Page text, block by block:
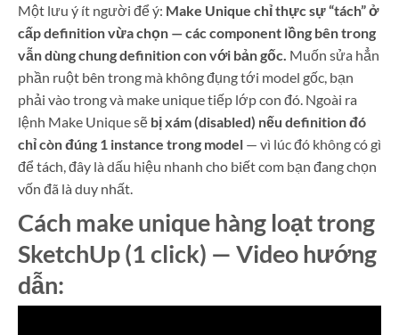
Một lưu ý ít người để ý: Make Unique chỉ thực sự “tách” ở
cấp definition vừa chọn — các component lồng bên trong
vẫn dùng chung definition con với bản gốc. Muốn sửa hẳn
phần ruột bên trong mà không đụng tới model gốc, bạn
phải vào trong và make unique tiếp lớp con đó. Ngoài ra
lệnh Make Unique sẽ bị xám (disabled) nếu definition đó
chỉ còn đúng 1 instance trong model — vì lúc đó không có gì
để tách, đây là dấu hiệu nhanh cho biết com bạn đang chọn
vốn đã là duy nhất.
Cách make unique hàng loạt trong
SketchUp (1 click) — Video hướng
dẫn: